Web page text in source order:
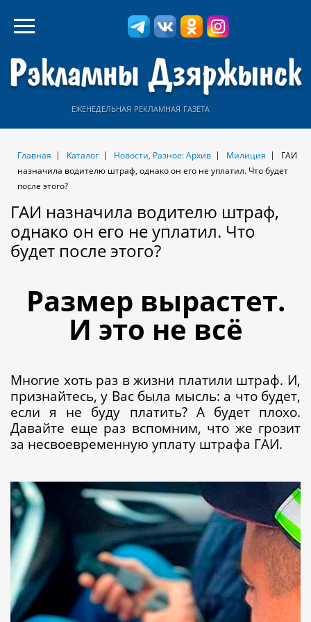
еженедельная рекламная газета
Главная Каталог Новости, Разное: Архив Милиция
ГАИ
назначила водителю штраф, однако он его не уплатил. Что будет
после этого?
ГАИ назначила водителю штраф,
однако он его не уплатил. Что
будет после этого?
Размер вырастет.
И это не всё
Многие хоть раз в жизни платили штраф. И,
признайтесь, у Вас была мысль: а что будет,
если я не буду платить? А будет плохо.
Давайте еще раз вспомним, что же грозит
за несвоевременную уплату штрафа ГАИ.